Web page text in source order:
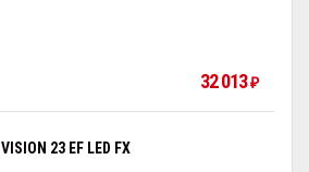
32 013 ₽
VISION 23 EF LED FX